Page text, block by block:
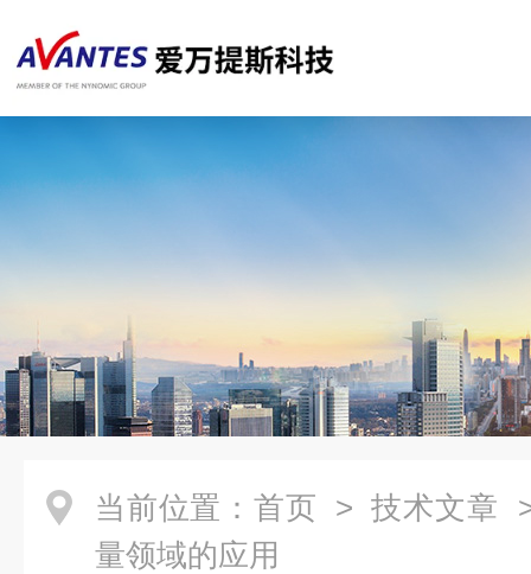
当前位置： 首页 > 技术文章
量领域的应用